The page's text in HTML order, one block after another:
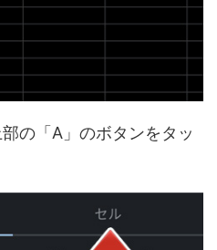
の「A」のボタンをタッ